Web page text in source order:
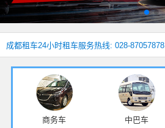
成都租车24小时租车服务热线: 028-87057878
商务车 中巴车